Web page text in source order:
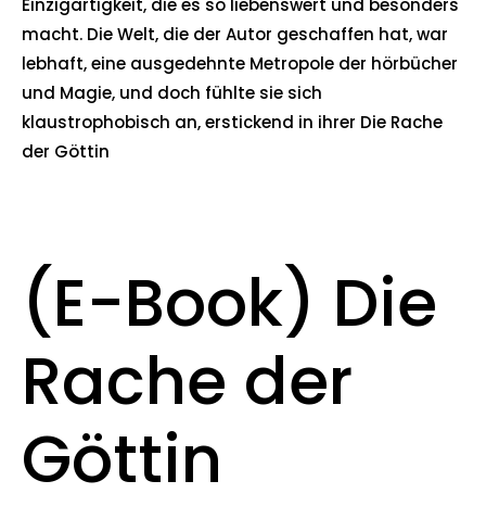
Einzigartigkeit, die es so liebenswert und besonders
macht. Die Welt, die der Autor geschaffen hat, war
lebhaft, eine ausgedehnte Metropole der hörbücher
und Magie, und doch fühlte sie sich
klaustrophobisch an, erstickend in ihrer Die Rache
der Göttin
(E-Book) Die
Rache der
Göttin